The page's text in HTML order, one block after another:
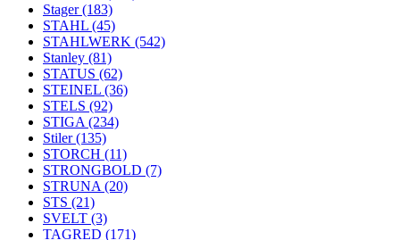
Stager(183)
STAHL (45)
STAHLWERK (542)
Stanley (81)
STATUS (62)
STEINEL (36)
STELS (92)
STIGA (234)
Stiler(135)
STORCH (11)
STRONGBOLD (7)
STRUNA (20)
STS (21)
SVELT (3)
TAGRED (171)